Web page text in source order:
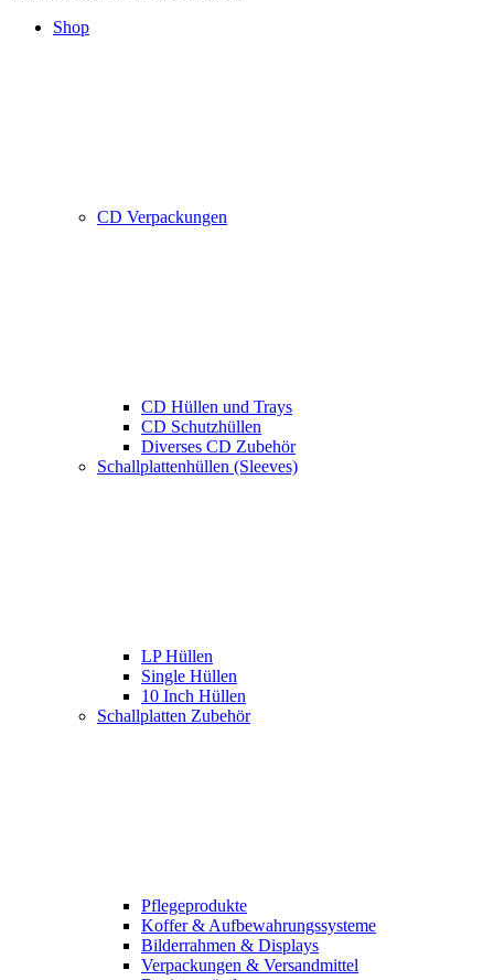
Shop
CD Verpackungen
CD Hüllen und Trays
CD Schutzhüllen
Diverses CD Zubehör
Schallplattenhüllen (Sleeves)
LP Hüllen
Single Hüllen
10 Inch Hüllen
Schallplatten Zubehör
Pflegeprodukte
Koffer & Aufbewahrungssysteme
Bilderrahmen & Displays
Verpackungen & Versandmittel